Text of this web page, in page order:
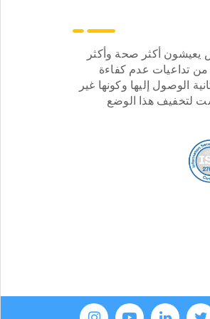
أكثر صحة وأكثر
من تداعيات عدم كفاءة
الوصول إليها وكونها غير
لتخفيف هذا الوضع